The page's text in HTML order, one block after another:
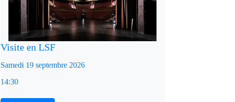
Visite en LSF
Samedi 19 septembre 2026
14:30